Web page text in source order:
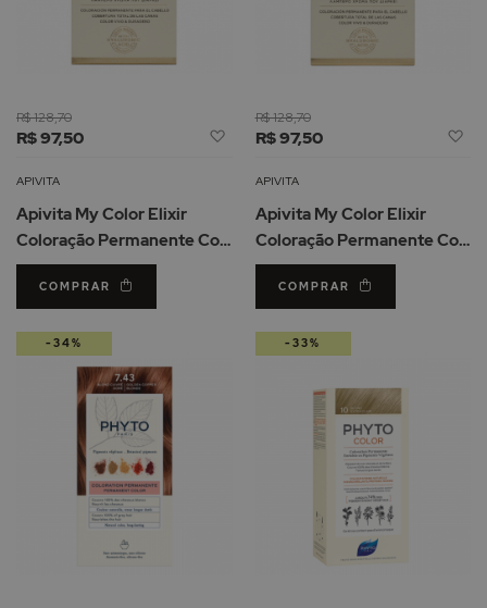
R$ 97,50
R$ 128,70
Adicionar
Lista
Desejos
APIVITA
Apivita My Color Elixir
Coloração Permanente Cor
6.43 Loiro Escuro
Acobreado
COMPRAR
R$ 97,50
R$ 128,70
APIVITA
Apivita My Color Elixir
Coloração Permanente Cor
5.35 Castanho Claro
Dourado Mogno
COMPRAR
-34% -33%